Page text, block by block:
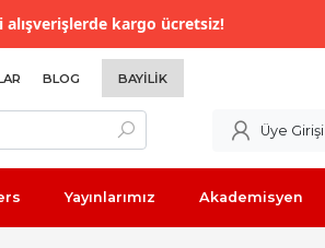
alışverişlerde kargo ücretsiz!
BLOG BAYILIK
Üye Girişi
Yayınlarımız Akademisyen